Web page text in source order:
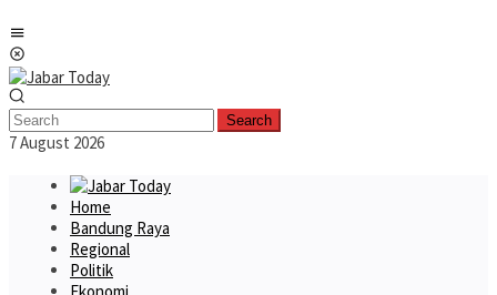
to
content
Search
7 August 2026
Home
Bandung Raya
Regional
Politik